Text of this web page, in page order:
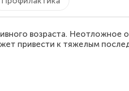
возраста. Неотложное
привести к тяжелым